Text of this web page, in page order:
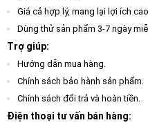
Giá cả hợp lý, mang lại lợi ích
Dùng thử sản phẩm 3-7 ngày
Trợ giúp:
Hướng dẫn mua hàng.
Chính sách bảo hành sản phẩm.
Chính sách đổi trả và hoàn tiền.
Điện thoại tư vấn bán hàng: